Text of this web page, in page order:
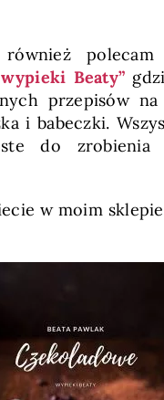
polecam
Beaty”
przepisów na
i babeczki.
do zrobienia
w moim